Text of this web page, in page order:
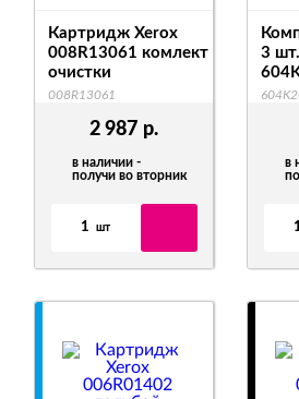
2 987 р.
в наличии -
получи во вторник
1 шт
Картридж Xerox
008R13061 комлект
очистки
008R13061
в
3